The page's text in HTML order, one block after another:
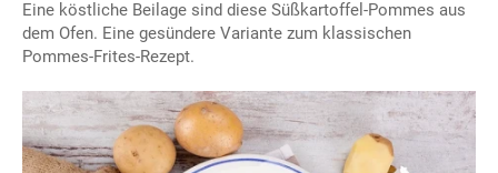
Eine köstliche Beilage sind diese Süßkartoffel-Pommes aus
dem Ofen. Eine gesündere Variante zum klassischen
Pommes-Frites-Rezept.